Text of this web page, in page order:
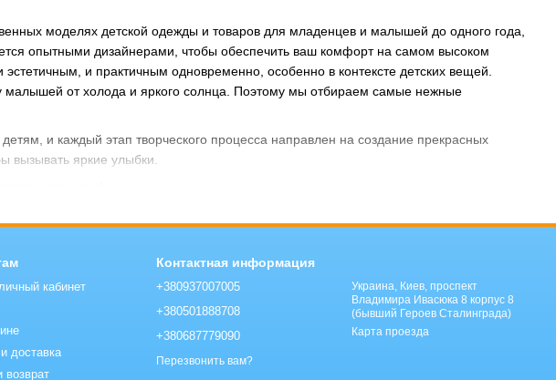
моделях детской одежды и товаров для младенцев и малышей до одного года,
опытными дизайнерами, чтобы обеспечить ваш комфорт на самом высоком
и практичным одновременно, особенно в контексте детских вещей.
малышей от холода и яркого солнца. Поэтому мы отбираем самые нежные
и каждый этап творческого процесса направлен на создание прекрасных
вызывать яркие улыбки.
кабинет
доставка
Контактная информация
+380937007005
+380501888708
+380687779090
Перезвонить вам?
Украина, Киев, проспект
Владимира Ивасюка 8 корпус 8
(бывший Героев Сталинграда)
Карта проезда